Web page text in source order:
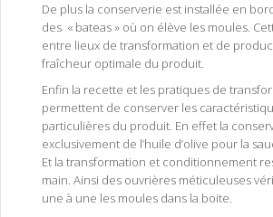
De plus la conserverie est installée en
des « bateas » où on élève les moules.
entre lieux de transformation et de
fraîcheur optimale du produit.
Enfin la recette et les pratiques de
permettent de conserver les
particulières du produit. En effet la
exclusivement de l’huile d’olive pour la
Et la transformation et conditionnement
main. Ainsi des ouvrières méticuleuses
une à une les moules dans la boite.